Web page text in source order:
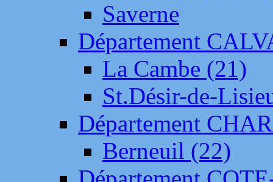
Saverne
Département
La Cambe (21)
St.Désir-de-
Département
Berneuil (22)